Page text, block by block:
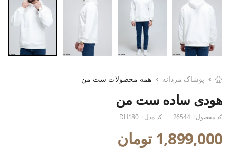
پوشاک مردانه همه محصولات ست من
هودی ساده ست من
کد محصول : 26544 کد مدل : DH180
1,899,000 تومان